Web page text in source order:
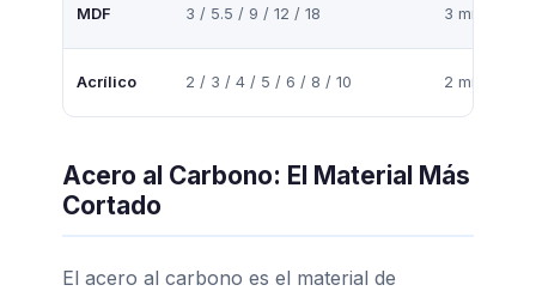
MDF 3 / 5.5 / 9 / 12 / 18 3 mm – 12
Acrílico 2 / 3 / 4 / 5 / 6 / 8 / 10 2 mm – 8
Acero al Carbono: El Material Más
Cortado
El acero al carbono es el material de